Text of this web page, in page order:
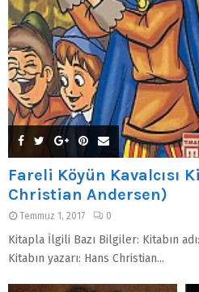
Fareli Köyün Kavalcısı
Christian Andersen)
Temmuz 1, 2017 0
Kitapla İlgili Bazı Bilgiler: Kitabın
Kitabın yazarı: Hans Christian...